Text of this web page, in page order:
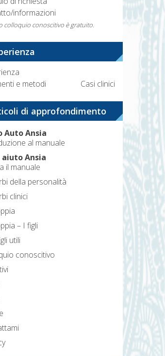
informazioni
colloquio conoscitivo è gratuito.
e metodi
Casi clinici
di approfondimento
Auto Ansia
al manuale
Ansia
il manuale
della personalità
clinici
– I figli
utili
conoscitivo